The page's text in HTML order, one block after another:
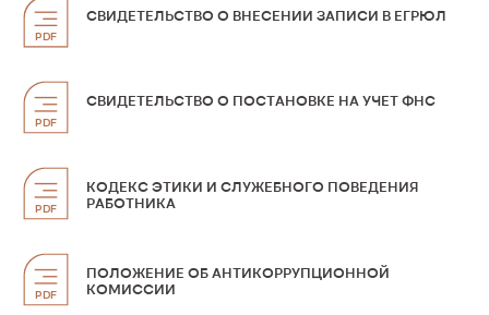
PDF
СВИДЕТЕЛЬСТВО О ВНЕСЕНИИ ЗАПИСИ В ЕГРЮЛ
PDF
СВИДЕТЕЛЬСТВО О ПОСТАНОВКЕ НА УЧЕТ ФНС
PDF
КОДЕКС ЭТИКИ И СЛУЖЕБНОГО ПОВЕДЕНИЯ
РАБОТНИКА
PDF
ПОЛОЖЕНИЕ ОБ АНТИКОРРУПЦИОННОЙ
КОМИССИИ